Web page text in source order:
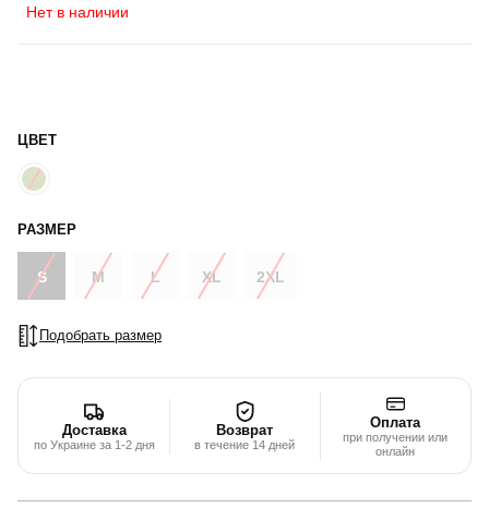
Нет в наличии
ЦВЕТ
РАЗМЕР
S M L XL 2XL
Подобрать размер
Доставка
по Украине за 1-2 дня
Возврат
в течение 14 дней
Оплата
при получении или
онлайн